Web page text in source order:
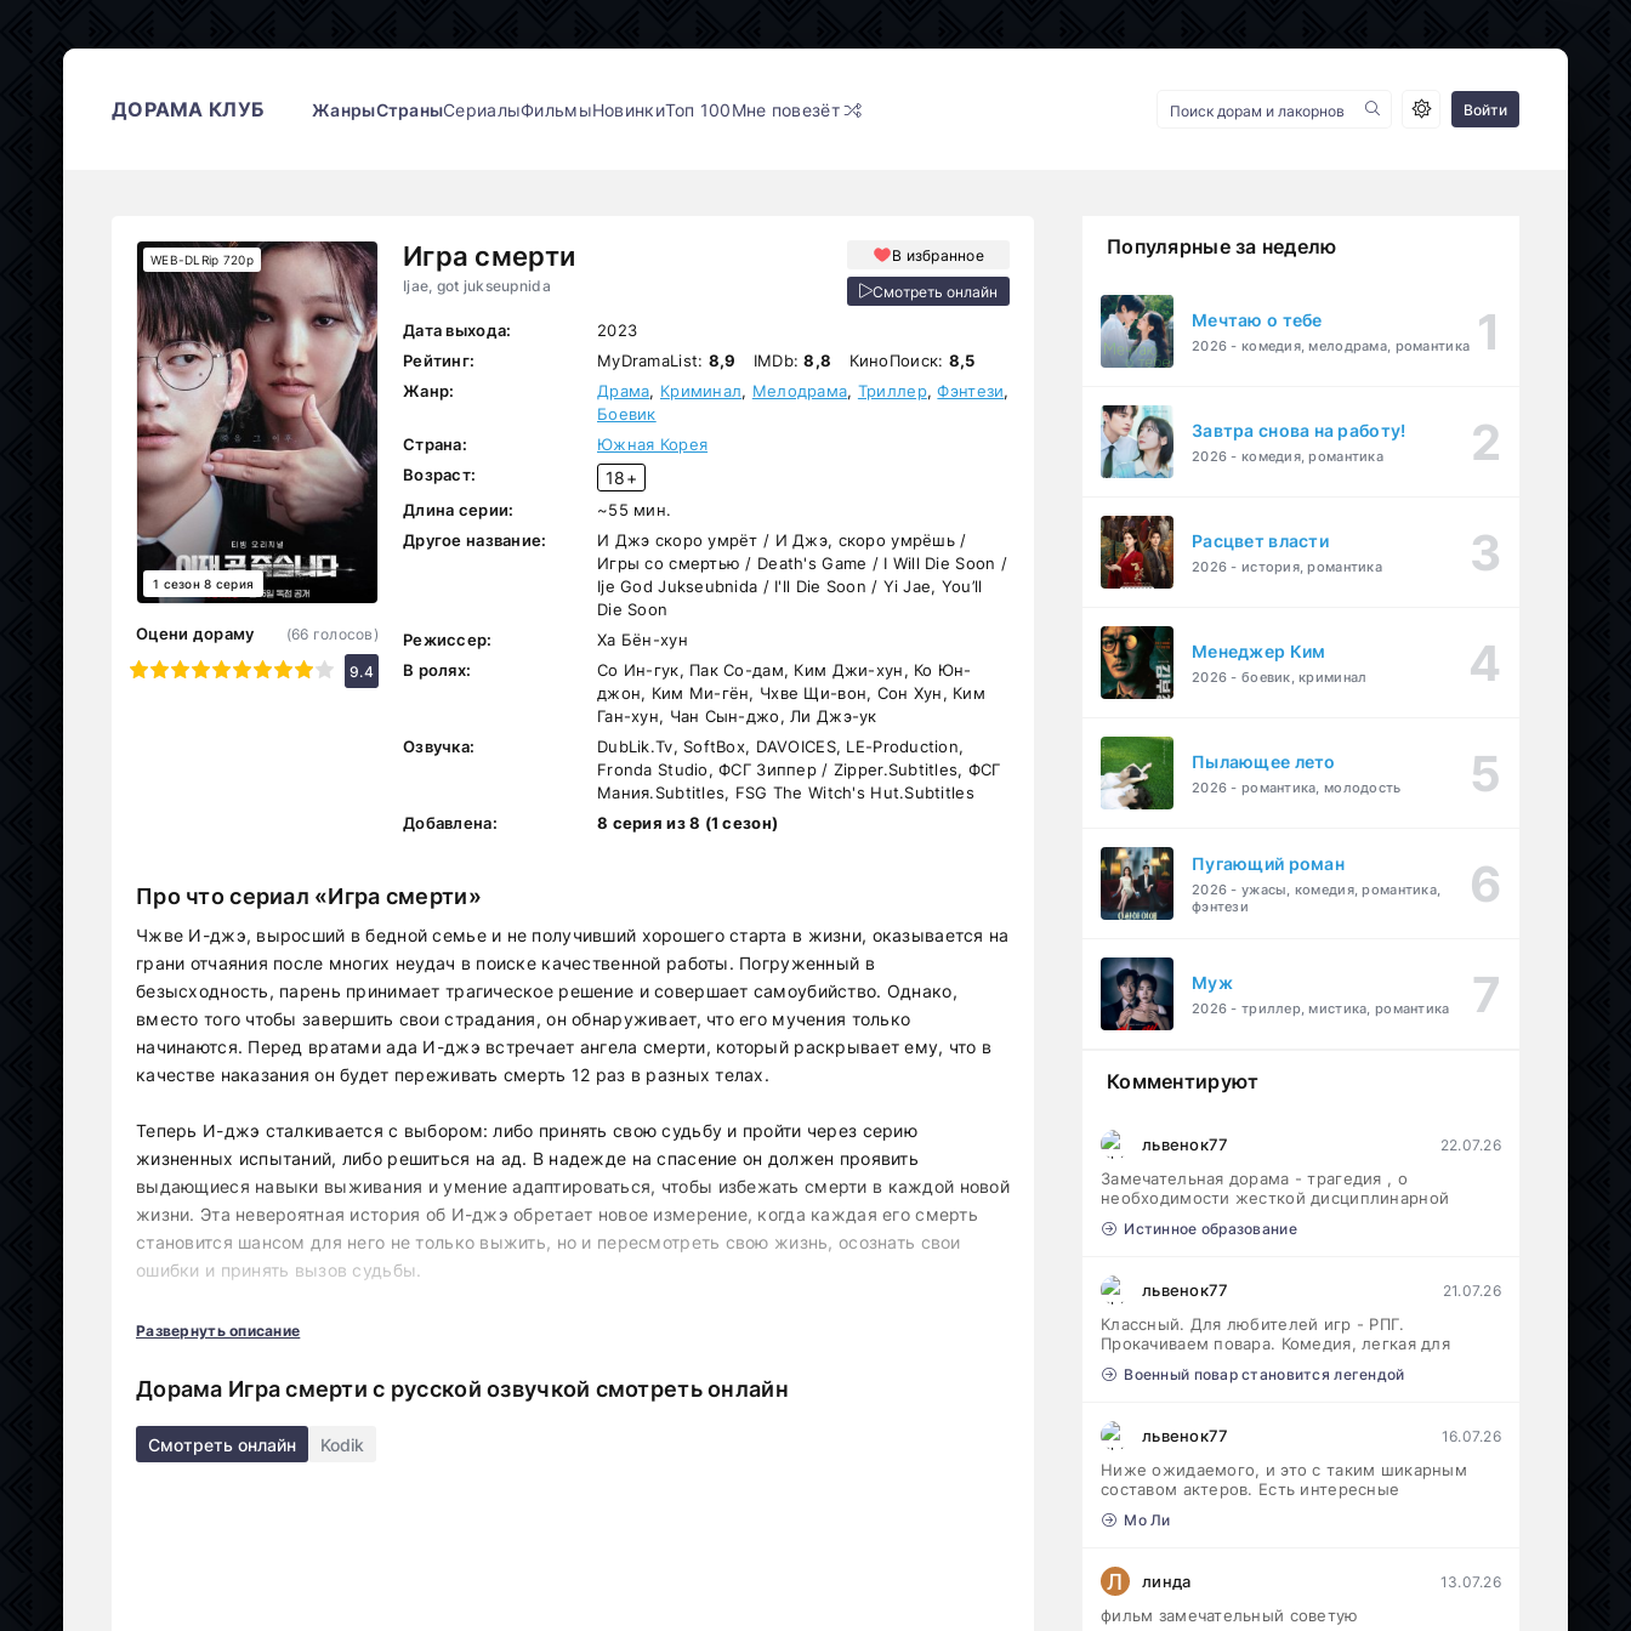
ДОРАМА КЛУБ ЖанрыСтраныСериалыФильмыНовинкиТоп 100Мне повезёт Войти
Игра смерти
Ijae, got jukseupnida
В избранное
Смотреть онлайн
WEB-DLRip 720p
1 сезон 8 серия
Оцени дораму
7 8 9 10
(66 голосов)
9.4
Дата выхода:
2023
Рейтинг:
MyDramaList: 8,9 IMDb:8,8 КиноПоиск: 8,5
Жанр:
Драма, Криминал, Мелодрама, Триллер,Фэнтези,
Боевик
Страна:
Южная Корея
Возраст:
18+
Длина серии:
~55 мин.
Другое название:
И Джэ скоро умрёт / И Джэ, скоро умрёшь /
Игры со смертью / Death's Game / I Will Die Soon /
Ije God Jukseubnida / I'll Die Soon / Yi Jae, You’ll
Die Soon
Режиссер:
Ха Бён-хун
В ролях:
Со Ин-гук, Пак Со-дам, Ким Джи-хун, Ко Юн-
джон, Ким Ми-гён, Чхве Щи-вон, Сон Хун, Ким
Ган-хун, Чан Сын-джо, Ли Джэ-ук
Озвучка:
DubLik.Tv, SoftBox, DAVOICES, LE-Production,
Fronda Studio, ФСГ Зиппер / Zipper.Subtitles, ФСГ
Мания.Subtitles, FSG The Witch's Hut.Subtitles
Добавлена:
8 серия из 8 (1 сезон)
Про что сериал «Игра смерти»
Чжве И-джэ, выросший в бедной семье и не получивший хорошего старта в жизни, оказывается на
грани отчаяния после многих неудач в поиске качественной работы. Погруженный в
безысходность, парень принимает трагическое решение и совершает самоубийство. Однако,
вместо того чтобы завершить свои страдания, он обнаруживает, что его мучения только
начинаются. Перед вратами ада И-джэ встречает ангела смерти, который раскрывает ему, что в
качестве наказания он будет переживать смерть 12 раз в разных телах.
Теперь И-джэ сталкивается с выбором: либо принять свою судьбу и пройти через серию
жизненных испытаний, либо решиться на ад. В надежде на спасение он должен проявить
выдающиеся навыки выживания и умение адаптироваться, чтобы избежать смерти в каждой новой
жизни. Эта невероятная история об И-джэ обретает новое измерение, когда каждая его смерть
становится шансом для него не только выжить, но и пересмотреть свою жизнь, осознать свои
ошибки и принять вызов судьбы.
Смотрите дораму Игра смерти в HD качестве и с русской озвучкой
далекие края и переживать самые яркие эмоции. Картины на русском языке позволяют ощутить
навигация поможет моментально найти нужный контент.
загружаются ежедневно, приступайте к просмотру немедленно, чтобы не упустить самые
Развернуть описание
Дорама Игра смерти с русской озвучкой смотреть онлайн
Смотреть онлайн Kodik
Популярные за неделю
Мечтаю о тебе
2026 - комедия, мелодрама, романтика
Завтра снова на работу!
2026 - комедия, романтика
Расцвет власти
2026 - история, романтика
Менеджер Ким
2026 - боевик, криминал
Пылающее лето
2026 - романтика, молодость
Пугающий роман
2026 - ужасы, комедия, романтика,
фэнтези
Муж
2026 - триллер, мистика, романтика
Комментируют
львенок77 22.07.26
Замечательная дорама - трагедия , о
необходимости жесткой дисциплинарной
Истинное образование
львенок77 21.07.26
Классный. Для любителей игр - РПГ.
Прокачиваем повара. Комедия, легкая для
Военный повар становится легендой
львенок77 16.07.26
Ниже ожидаемого, и это с таким шикарным
составом актеров. Есть интересные
Мо Ли
Л линда 13.07.26
фильм замечательный советую